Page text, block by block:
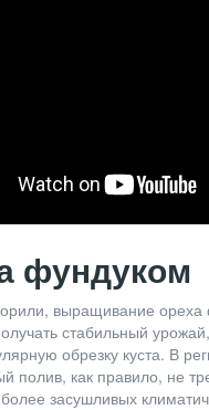
фундуком
выращивание ореха
стабильный
обрезку куста. В
полив, как правило, не
засушливых